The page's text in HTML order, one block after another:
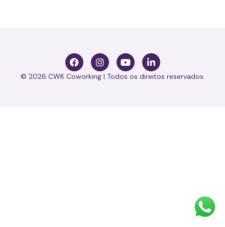
© 2026 CWK Coworking | Todos os direitos reservados.